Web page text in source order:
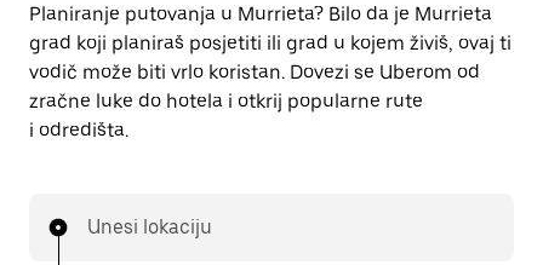
Planiranje putovanja u Murrieta? Bilo da je Murrieta
grad koji planiraš posjetiti ili grad u kojem živiš, ovaj ti
vodič može biti vrlo koristan. Dovezi se Uberom od
zračne luke do hotela i otkrij popularne rute
i odredišta.
Unesi lokaciju